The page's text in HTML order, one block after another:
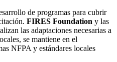
de programas para cubrir
FIRES Foundation y las
las adaptaciones necesarias a
se mantiene en el
NFPA y estándares locales